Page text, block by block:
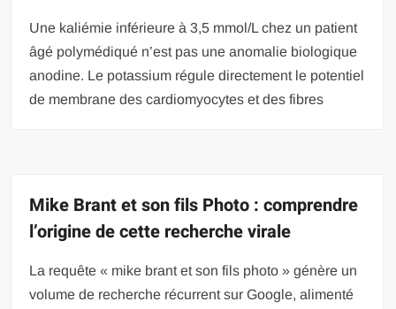
Une kaliémie inférieure à 3,5 mmol/L chez un patient
âgé polymédiqué n’est pas une anomalie biologique
anodine. Le potassium régule directement le potentiel
de membrane des cardiomyocytes et des fibres
Mike Brant et son fils Photo : comprendre
l’origine de cette recherche virale
La requête « mike brant et son fils photo » génère un
volume de recherche récurrent sur Google, alimenté